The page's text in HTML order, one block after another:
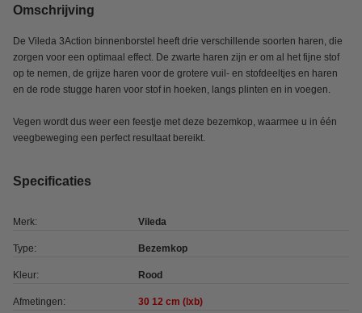
Omschrijving
De Vileda 3Action binnenborstel heeft drie verschillende soorten haren, die
zorgen voor een optimaal effect. De zwarte haren zijn er om al het fijne stof
op te nemen, de grijze haren voor de grotere vuil- en stofdeeltjes en haren
en de rode stugge haren voor stof in hoeken, langs plinten en in voegen.
Vegen wordt dus weer een feestje met deze bezemkop, waarmee u in één
veegbeweging een perfect resultaat bereikt.
Specificaties
Merk: Vileda
Type: Bezemkop
Kleur: Rood
Afmetingen: 30 12 cm (lxb)